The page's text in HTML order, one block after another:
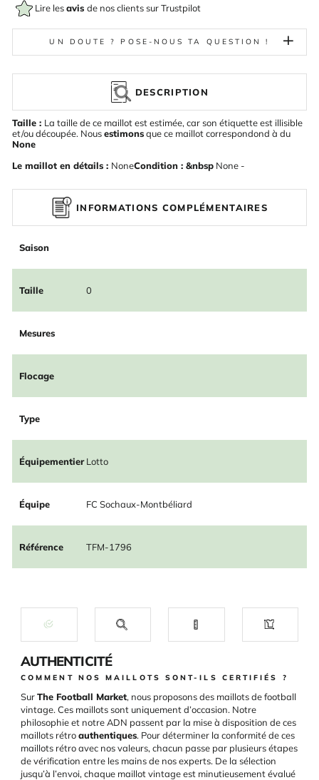
Lire lesavis de nos clients sur Trustpilot
UN DOUTE ? POSE-NOUS TA QUESTION !
DESCRIPTION
Taille : La taille de ce maillot est estimée, car son étiquette est illisible
et/ou découpée. Nousestimonsque ce maillot correspondond à du
None
Le maillot en détails : NoneCondition : &nbsp None -
INFORMATIONS COMPLÉMENTAIRES
Saison
Taille 0
Mesures
Flocage
Type
Équipementier Lotto
Équipe FC Sochaux-Montbéliard
Référence TFM-1796
AUTHENTICITÉ
COMMENT NOS MAILLOTS SONT-ILS CERTIFIÉS ?
SurThe Football Market, nous proposons des maillots de football
vintage. Ces maillots sont uniquement d’occasion. Notre
philosophie et notre ADN passent par la mise à disposition de ces
maillots rétroauthentiques. Pour déterminer la conformité de ces
maillots rétro avec nos valeurs, chacun passe par plusieurs étapes
de vérification entre les mains de nos experts. De la sélection
jusqu’à l’envoi, chaque maillot vintage est minutieusement évalué